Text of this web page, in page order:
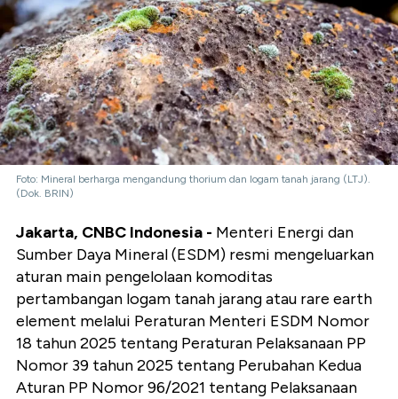
Foto: Mineral berharga mengandung thorium dan logam tanah jarang (LTJ).
(Dok. BRIN)
Jakarta, CNBC Indonesia - Menteri Energi dan
Sumber Daya Mineral (ESDM) resmi mengeluarkan
aturan main pengelolaan komoditas
pertambangan logam tanah jarang atau rare earth
element melalui Peraturan Menteri ESDM Nomor
18 tahun 2025 tentang Peraturan Pelaksanaan PP
Nomor 39 tahun 2025 tentang Perubahan Kedua
Aturan PP Nomor 96/2021 tentang Pelaksanaan